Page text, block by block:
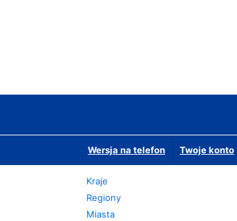
Wersja na telefon Twoje konto
Kraje
Regiony
Miasta